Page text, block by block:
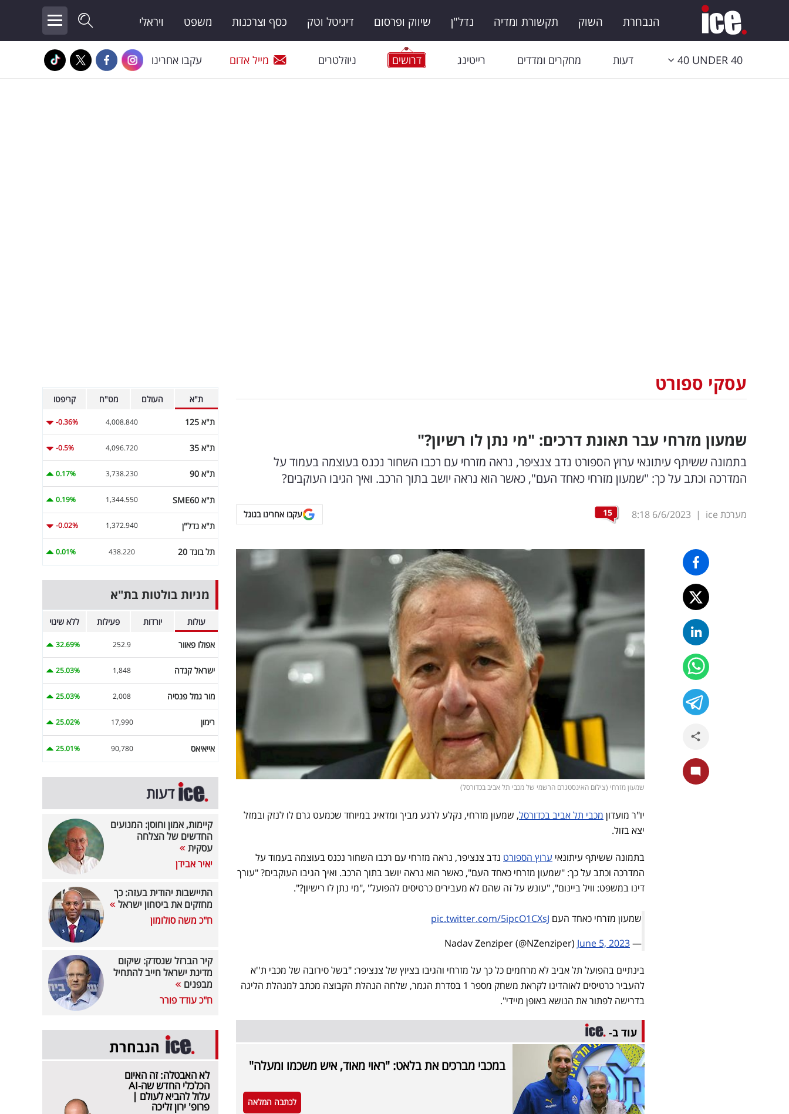
הנבחרת השוק תקשורת ומדיה נדל"ן שיווק ופרסום דיגיטל וטק כסף וצרכנות משפט ויראלי
40 UNDER 40 דעות מחקרים ומדדים רייטינג דרושים ניוזלטרים מייל אדום עקבו אחרינו
עסקי ספורט
שמעון מזרחי עבר תאונת דרכים: "מי נתן לו רשיון?"
בתמונה ששיתף עיתונאי ערוץ הספורט נדב צנציפר, נראה מזרחי עם רכבו השחור נכנס בעוצמה בעמוד על
המדרכה וכתב על כך: "שמעון מזרחי כאחד העם", כאשר הוא נראה יושב בתוך הרכב. ואיך הגיבו העוקבים?
מערכת ice |
6/6/2023
8:18
15 עקבו אחרינו בגוגל
שמעון מזרחי (צילום האינסטגרם הרשמי של מכבי תל אביב בכדורסל)
יו"ר מועדון מכבי תל אביב בכדורסל, שמעון מזרחי, נקלע לרגע מביך ומדאיג במיוחד שכמעט גרם לו לנזק ובמזל
יצא בזול.
בתמונה ששיתף עיתונאי ערוץ הספורט נדב צנציפר, נראה מזרחי עם רכבו השחור נכנס בעוצמה בעמוד על
המדרכה וכתב על כך: "שמעון מזרחי כאחד העם", כאשר הוא נראה יושב בתוך הרכב. ואיך הגיבו העוקבים? "עורך
דינו במשפט: וויל ביינום", "עונש על זה שהם לא מעבירים כרטיסים להפועל" ,"מי נתן לו רישיון?".
שמעון מזרחי כאחד העם pic.twitter.com/5ipcO1CXsJ
— Nadav Zenziper (@NZenziper)
June 5, 2023
בינתיים בהפועל תל אביב לא מרחמים כל כך על מזרחי והגיבו בציוץ של צנציפר: "בשל סירובה של מכבי ת''א
להעביר כרטיסים לאוהדינו לקראת משחק מספר 1 בסדרת הגמר, שלחה הנהלת הקבוצה מכתב למנהלת הליגה
בדרישה לפתור את הנושא באופן מיידי".
עוד ב-
במכבי מברכים את בלאט: "ראוי מאוד, איש משכמו ומעלה"
לכתבה המלאה
ת"א העולם מט"ח קריפטו
ת"א 125 4,008.840
-0.36%
ת"א 35 4,096.720
-0.5%
ת"א 90 3,738.230
0.17%
ת"א SME60 1,344.550
0.19%
ת"א נדל"ן 1,372.940
-0.02%
תל בונד 20 438.220
0.01%
מניות בולטות בת"א
עולות יורדות פעילות ללא שינוי
אפולו פאוור 252.9
32.69%
ישראל קנדה 1,848
25.03%
מור גמל פנסיה 2,008
25.03%
רימון 17,990
25.02%
אייאיאס 90,780
25.01%
דעות
קיימות, אמון וחוסן: המנועים
החדשים של הצלחה
עסקית
יאיר אבידן
התיישבות יהודית בעזה: כך
מחזקים את ביטחון ישראל
ח"כ משה סולומון
קיר הברזל שנסדק: שיקום
מדינת ישראל חייב להתחיל
מבפנים
ח"כ עודד פורר
הנבחרת
לא האבטלה: זה האיום
הכלכלי החדש שה-AI
עלול להביא לעולם |
פרופ' ירון זליכה